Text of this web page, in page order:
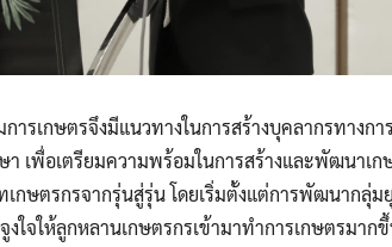
ารเกษตรจึงมีแนวทางในการสร้างบุคลากรทางกา
า เพื่อเตรียมความพร้อมในการสร้างและพัฒนาเ
เกษตรกรจากรุ่นสู่รุ่น โดยเริ่มตั้งแต่การพัฒนากลุ่
ใจให้ลูกหลานเกษตรกรเข้ามาทำการเกษตรมาก